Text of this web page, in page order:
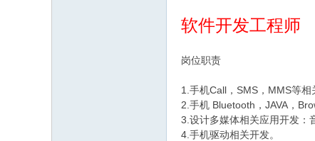
软件开发工程师
岗位职责
1.手机Call，SMS，MMS等相
2.手机 Bluetooth，JAVA，
3.设计多媒体相关应用开发：
4.手机驱动相关开发。